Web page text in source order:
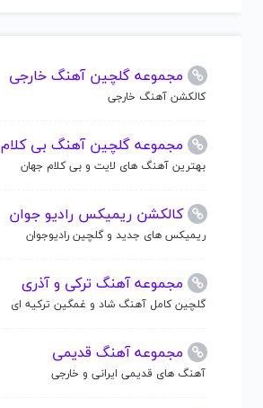
مجموعه گلچین آهنگ خارجی
کالکشن آهنگ خارجی
مجموعه گلچین آهنگ بی کلام
بهترین آهنگ های لایت و بی کلام جهان
کالکشن ریمیکس رادیو جوان
ریمیکس های جدید و گلچین رادیوجوان
مجموعه آهنگ ترکی و آذری
گلچین کامل آهنگ شاد و غمگین ترکیه ای
مجموعه آهنگ قدیمی
آهنگ های قدیمی ایرانی و خارجی